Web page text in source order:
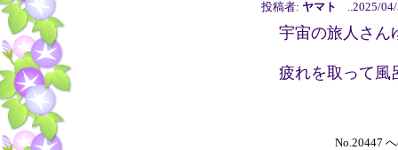
投稿者: ヤマト ..2025/04/
宇宙の旅人さん
疲れを取って風
No.20447